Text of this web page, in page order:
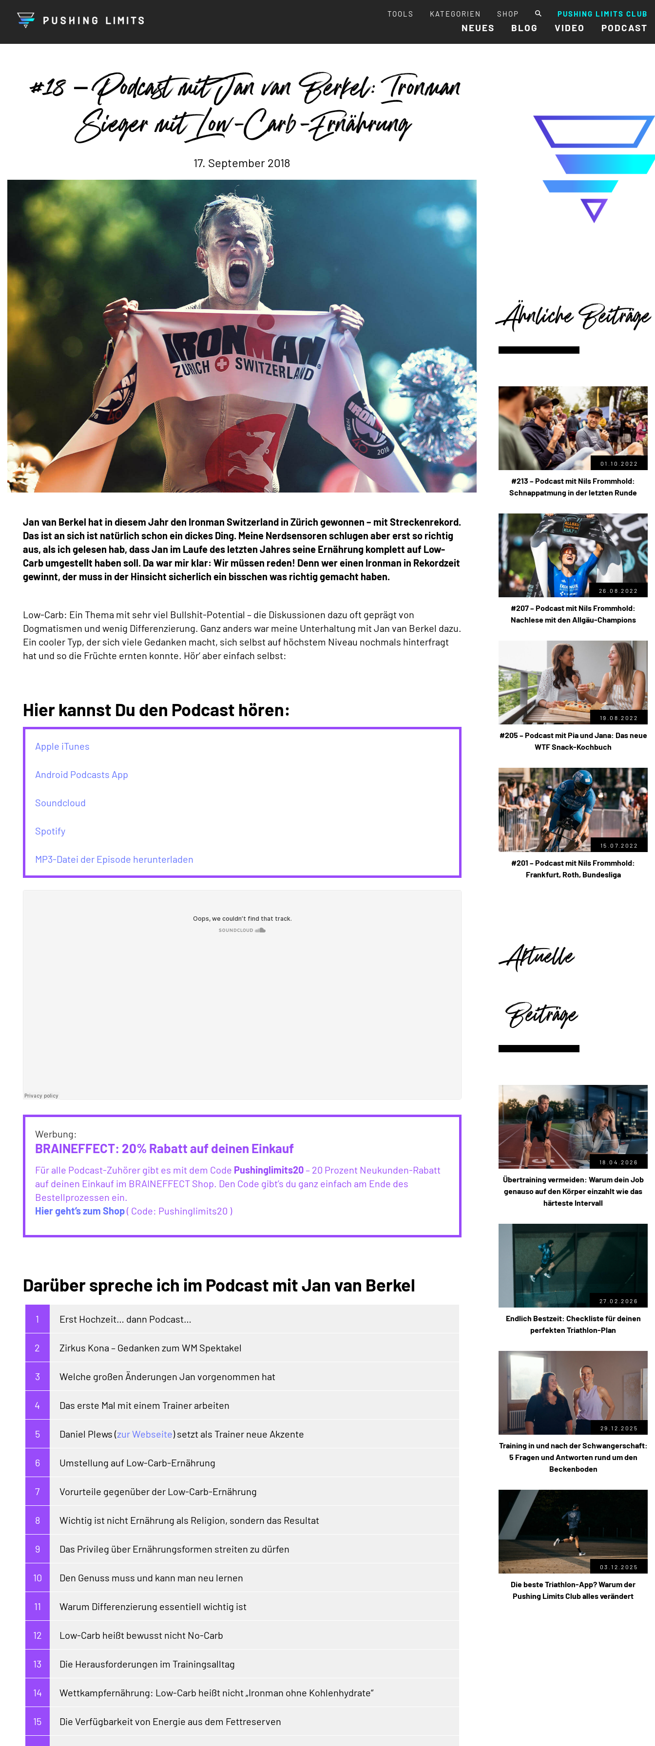
TOOLS KATEGORIEN SHOP PUSHING LIMITS CLUB
NEUES BLOG VIDEO PODCAST
#18 – Podcast mit Jan van Berkel: Ironman
Sieger mit Low-Carb-Ernährung
17. September 2018
Jan van Berkel hat in diesem Jahr den Ironman Switzerland in Zürich gewonnen – mit Streckenrekord.
Das ist an sich ist natürlich schon ein dickes Ding. Meine Nerdsensoren schlugen aber erst so richtig
aus, als ich gelesen hab, dass Jan im Laufe des letzten Jahres seine Ernährung komplett auf Low-
Carb umgestellt haben soll. Da war mir klar: Wir müssen reden! Denn wer einen Ironman in Rekordzeit
gewinnt, der muss in der Hinsicht sicherlich ein bisschen was richtig gemacht haben.
Low-Carb: Ein Thema mit sehr viel Bullshit-Potential – die Diskussionen dazu oft geprägt von
Dogmatismen und wenig Differenzierung. Ganz anders war meine Unterhaltung mit Jan van Berkel dazu.
Ein cooler Typ, der sich viele Gedanken macht, sich selbst auf höchstem Niveau nochmals hinterfragt
hat und so die Früchte ernten konnte. Hör‘ aber einfach selbst:
Hier kannst Du den Podcast hören:
Apple iTunes
Android Podcasts App
Soundcloud
Spotify
MP3-Datei der Episode herunterladen
Werbung:
BRAINEFFECT: 20% Rabatt auf deinen Einkauf
Für alle Podcast-Zuhörer gibt es mit dem Code Pushinglimits20– 20 Prozent Neukunden-Rabatt
auf deinen Einkauf im BRAINEFFECT Shop. Den Code gibt’s du ganz einfach am Ende des
Bestellprozessen ein.
Hier geht’s zum Shop( Code: Pushinglimits20 )
Darüber spreche ich im Podcast mit Jan van Berkel
Erst Hochzeit… dann Podcast…
Zirkus Kona – Gedanken zum WM Spektakel
Welche großen Änderungen Jan vorgenommen hat
Das erste Mal mit einem Trainer arbeiten
Daniel Plews (zur Webseite) setzt als Trainer neue Akzente
Umstellung auf Low-Carb-Ernährung
Vorurteile gegenüber der Low-Carb-Ernährung
Wichtig ist nicht Ernährung als Religion, sondern das Resultat
Das Privileg über Ernährungsformen streiten zu dürfen
Den Genuss muss und kann man neu lernen
Warum Differenzierung essentiell wichtig ist
Low-Carb heißt bewusst nicht No-Carb
Die Herausforderungen im Trainingsalltag
Wettkampfernährung: Low-Carb heißt nicht „Ironman ohne Kohlenhydrate“
Die Verfügbarkeit von Energie aus dem Fettreserven
Ähnliche Beiträge
01.10.2022
#213 – Podcast mit Nils Frommhold:
Schnappatmung in der letzten Runde
26.08.2022
#207 – Podcast mit Nils Frommhold:
Nachlese mit den Allgäu-Champions
19.08.2022
#205 – Podcast mit Pia und Jana: Das neue
WTF Snack-Kochbuch
15.07.2022
#201 – Podcast mit Nils Frommhold:
Frankfurt, Roth, Bundesliga
Aktuelle
Beiträge
18.04.2026
Übertraining vermeiden: Warum dein Job
genauso auf den Körper einzahlt wie das
härteste Intervall
27.02.2026
Endlich Bestzeit: Checkliste für deinen
perfekten Triathlon-Plan
29.12.2025
Training in und nach der Schwangerschaft:
5 Fragen und Antworten rund um den
Beckenboden
03.12.2025
Die beste Triathlon-App? Warum der
Pushing Limits Club alles verändert